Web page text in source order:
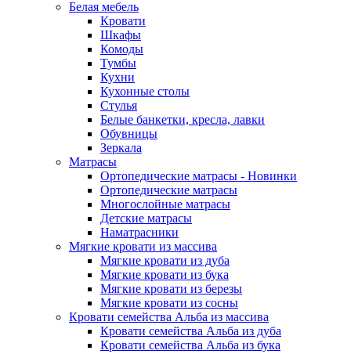
Белая мебель
Кровати
Шкафы
Комоды
Тумбы
Кухни
Кухонные столы
Стулья
Белые банкетки, кресла, лавки
Обувницы
Зеркала
Матрасы
Ортопедические матрасы - Новинки
Ортопедические матрасы
Многослойные матрасы
Детские матрасы
Наматрасники
Мягкие кровати из массива
Мягкие кровати из дуба
Мягкие кровати из бука
Мягкие кровати из березы
Мягкие кровати из сосны
Кровати семейства Альба из массива
Кровати семейства Альба из дуба
Кровати семейства Альба из бука